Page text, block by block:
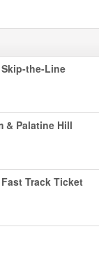
the-Line
& Palatine Hill
Track Ticket